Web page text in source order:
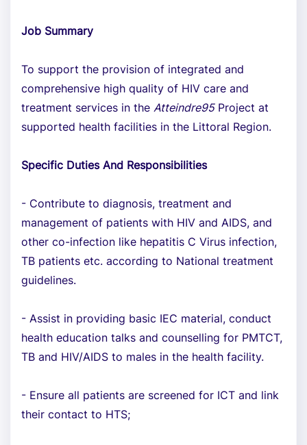
Job Summary
To support the provision of integrated and
comprehensive high quality of HIV care and
treatment services in the Atteindre95Project at
supported health facilities in the Littoral Region.
Specific Duties And Responsibilities
- Contribute to diagnosis, treatment and
management of patients with HIV and AIDS, and
other co-infection like hepatitis C Virus infection,
TB patients etc. according to National treatment
guidelines.
- Assist in providing basic IEC material, conduct
health education talks and counselling for PMTCT,
TB and HIV/AIDS to males in the health facility.
- Ensure all patients are screened for ICT and link
their contact to HTS;